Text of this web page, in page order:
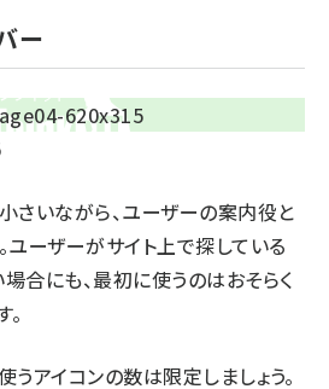
ー
さいながら、ユーザーの案内役と
ユーザーがサイト上で探している
合にも、最初に使うのはおそらく
アイコンの数は限定しましょう。